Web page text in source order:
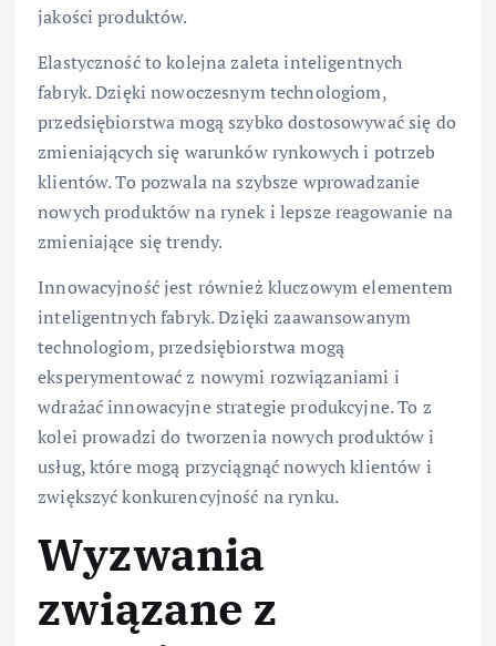
jakości produktów.
Elastyczność to kolejna zaleta inteligentnych
fabryk. Dzięki nowoczesnym technologiom,
przedsiębiorstwa mogą szybko dostosowywać się do
zmieniających się warunków rynkowych i potrzeb
klientów. To pozwala na szybsze wprowadzanie
nowych produktów na rynek i lepsze reagowanie na
zmieniające się trendy.
Innowacyjność jest również kluczowym elementem
inteligentnych fabryk. Dzięki zaawansowanym
technologiom, przedsiębiorstwa mogą
eksperymentować z nowymi rozwiązaniami i
wdrażać innowacyjne strategie produkcyjne. To z
kolei prowadzi do tworzenia nowych produktów i
usług, które mogą przyciągnąć nowych klientów i
zwiększyć konkurencyjność na rynku.
Wyzwania
związane z